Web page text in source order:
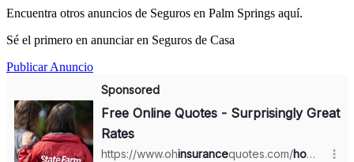
Encuentra otros anuncios de Seguros en Palm Springs aquí.
Sé el primero en anunciar en Seguros de Casa
Publicar Anuncio